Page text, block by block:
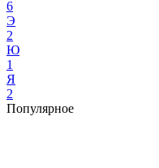
6
Э
2
Ю
1
Я
2
Популярное